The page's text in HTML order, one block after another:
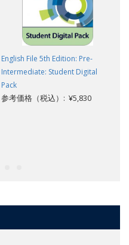
English File 5th Edition: Pre-
Intermediate: Student Digital
Pack
参考価格（税込）: ¥5,830